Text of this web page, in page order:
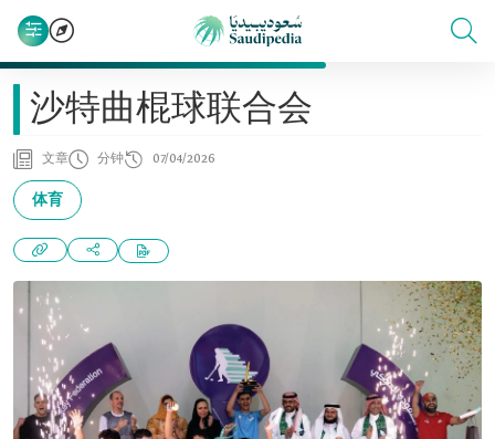
沙特曲棍球联合会
文章 分钟 07/04/2026
体育